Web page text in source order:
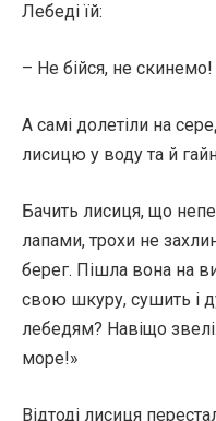
Лебеді їй:
– Не бійся, не скинемо!
А самі долетіли на
лисицю у воду та й
Бачить лисиця, що
лапами, трохи не
берег. Пішла вона на
свою шкуру, сушить і
лебедям? Навіщо
море!»
Відтоді лисиця